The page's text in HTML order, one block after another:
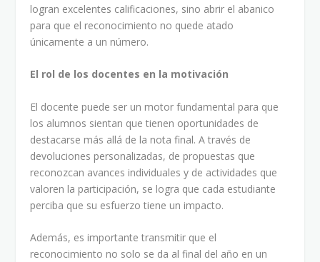
logran excelentes calificaciones, sino abrir el abanico
para que el reconocimiento no quede atado
únicamente a un número.
El rol de los docentes en la motivación
El docente puede ser un motor fundamental para que
los alumnos sientan que tienen oportunidades de
destacarse más allá de la nota final. A través de
devoluciones personalizadas, de propuestas que
reconozcan avances individuales y de actividades que
valoren la participación, se logra que cada estudiante
perciba que su esfuerzo tiene un impacto.
Además, es importante transmitir que el
reconocimiento no solo se da al final del año en un